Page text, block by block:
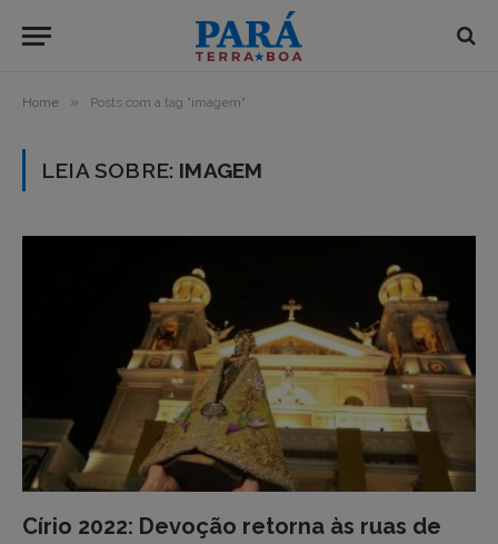
Home » Posts com a tag "imagem"
LEIA SOBRE: IMAGEM
Círio 2022: Devoção retorna às ruas de